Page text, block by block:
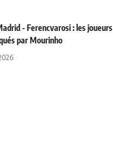
- Ferencvarosi : les joueurs
par Mourinho